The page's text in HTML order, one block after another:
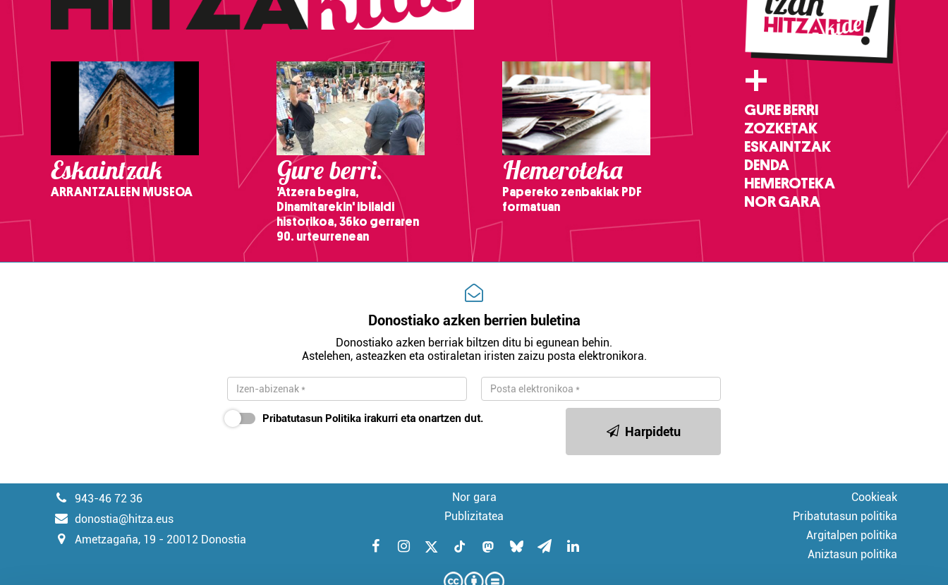
Eskaintzak
ARRANTZALEEN MUSEOA
Gure berri.
'Atzera begira,
Dinamitarekin' ibilaldi
historikoa, 36ko gerraren
90. urteurrenean
Hemeroteka
Papereko zenbakiak PDF
formatuan
+
GURE BERRI
ZOZKETAK
ESKAINTZAK
DENDA
HEMEROTEKA
NOR GARA
Donostiako azken berrien buletina
Donostiako azken berriak biltzen ditu bi egunean behin.
Astelehen, asteazken eta ostiraletan iristen zaizu posta elektronikora.
Pribatutasun Politika irakurri eta onartzen dut.
Harpidetu
943-46 72 36
donostia@hitza.eus
Ametzagaña, 19 - 20012 Donostia
Nor gara
Publizitatea
Cookieak
Pribatutasun politika
Argitalpen politika
Aniztasun politika